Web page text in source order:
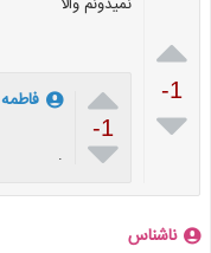

-1


-1

فاطمه
.
ناشناس